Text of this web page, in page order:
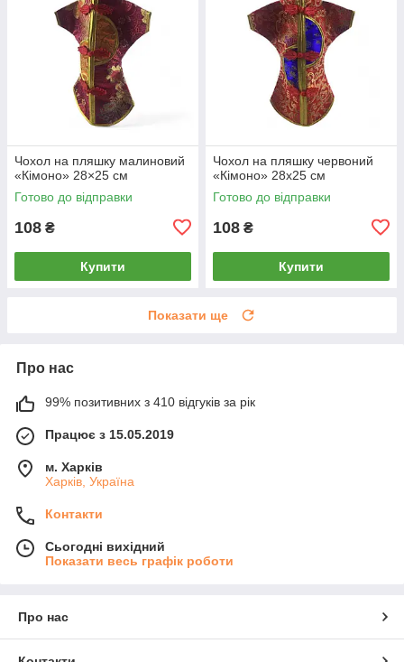
Чохол на пляшку малиновий
«Кімоно» 28×25 см
Готово до відправки
108 ₴
Купити
Чохол на пляшку червоний
«Кімоно» 28х25 см
Готово до відправки
108 ₴
Купити
Показати ще
Про нас
99% позитивних з 410 відгуків за рік
Працює з 15.05.2019
м. Харків
Харків, Україна
Контакти
Сьогодні вихідний
Показати весь графік роботи
Про нас